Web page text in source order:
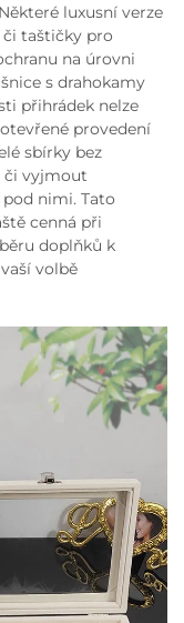
luxusní verze
taštičky pro
na úrovni
s drahokamy
přihrádek nelze
provedení
sbírky bez
či vyjmout
nimi. Tato
cenná při
doplňků k
volbě